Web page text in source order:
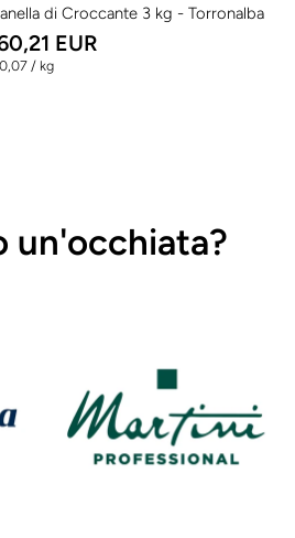
di Croccante 3 kg - Torronalba
EUR
/ per
kg
un'occhiata?